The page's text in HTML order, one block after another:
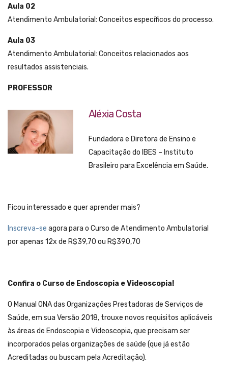
Aula 02
Atendimento Ambulatorial: Conceitos específicos do processo.
Aula 03
Atendimento Ambulatorial: Conceitos relacionados aos
resultados assistenciais.
PROFESSOR
Aléxia Costa
Fundadora e Diretora de Ensino e
Capacitação do IBES – Instituto
Brasileiro para Excelência em Saúde.
Ficou interessado e quer aprender mais?
Inscreva-se agora para o Curso de Atendimento Ambulatorial
por apenas 12x de R$39,70 ou R$390,70
Confira o Curso de Endoscopia e Videoscopia!
O Manual ONA das Organizações Prestadoras de Serviços de
Saúde, em sua Versão 2018, trouxe novos requisitos aplicáveis
às áreas de Endoscopia e Videoscopia, que precisam ser
incorporados pelas organizações de saúde (que já estão
Acreditadas ou buscam pela Acreditação).